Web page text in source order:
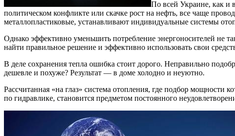
По всей Украине, как и
политическом конфликте или скачке рост на нефть, все чаще
металлопластиковые, устанавливают индивидуальные системы
Однако эффективно уменьшить потребление энергоносителей не
найти правильное решение и эффективно использовать свои
В деле сохранения тепла ошибка стоит дорого. Неправильно
дешевле и похуже? Результат — в доме холодно и неуютно.
Рассчитанная «на глаз» система отопления, где подбор мощности
по гидравлике, становится предметом постоянного